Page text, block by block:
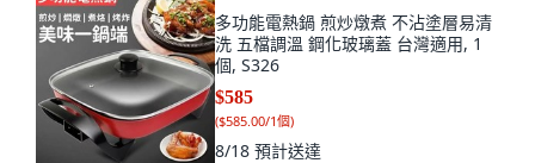
多功能電熱鍋 煎炒燉煮 不沾塗層易清
洗 五檔調溫 鋼化玻璃蓋 台灣適用, 1
個, S326
$585
($585.00/1個)
8/18 預計送達